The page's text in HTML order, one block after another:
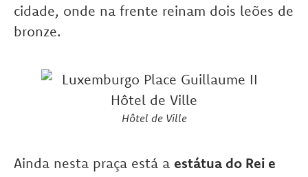
cidade, onde na frente reinam dois leões de
bronze.
Hôtel de Ville
Ainda nesta praça está a estátua do Rei e